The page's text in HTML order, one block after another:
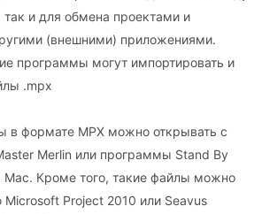
и для обмена проектами и
(внешними) приложениями.
программы могут импортировать и
.mpx
в формате MPX можно открывать с
Merlin или программы Stand By
Mac. Кроме того, такие файлы можно
Project 2010 или Seavus